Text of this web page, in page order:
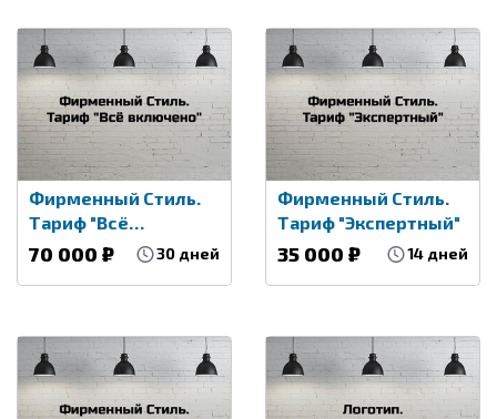
Фирменный Стиль.
Тариф "Всё
включено"
70 000 ₽ 30 дней
Фирменный Стиль.
Тариф "Экспертный"
35 000 ₽ 14 дней